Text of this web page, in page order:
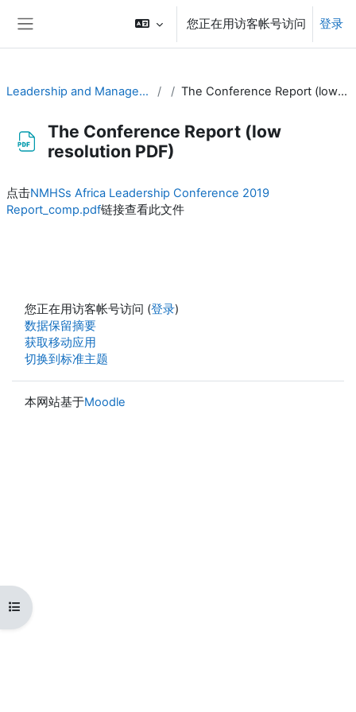
您正在用访客帐号访问 登录
打开课程索引
Leadership and Management for RA-I The Conference Report (low resolution PDF)
The Conference Report (low
resolution PDF)
点击NMHSs Africa Leadership Conference 2019
Report_comp.pdf链接查看此文件
您正在用访客帐号访问 (登录)
‎数据保留摘要‎
获取移动应用
切换到标准主题
本网站基于Moodle